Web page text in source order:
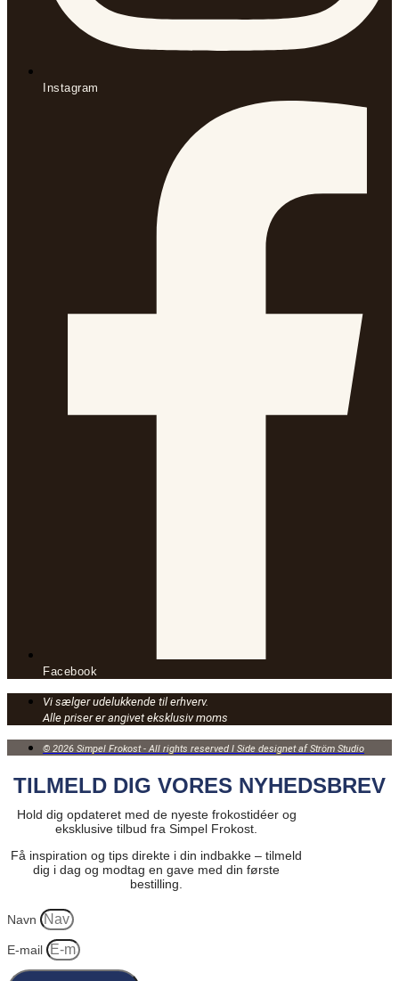
Instagram
Facebook
Vi sælger udelukkende til erhverv.
Alle priser er angivet eksklusiv moms
© 2026 Simpel Frokost - All rights reserved I Side designet af Ström Studio
TILMELD DIG VORES NYHEDSBREV
Hold dig opdateret med de nyeste frokostidéer og
eksklusive tilbud fra Simpel Frokost.
Få inspiration og tips direkte i din indbakke – tilmeld
dig i dag og modtag en gave med din første
bestilling.
Navn
E-mail